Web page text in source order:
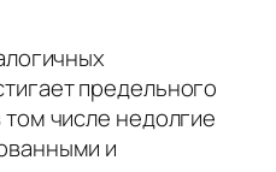
предельного
числе недолгие
и